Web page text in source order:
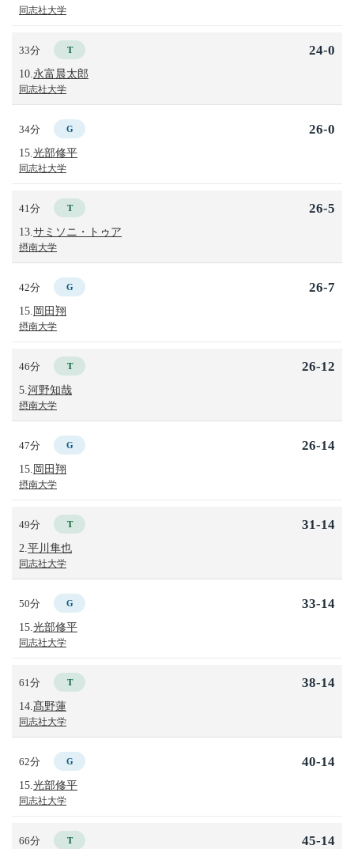
同志社大学
33分 T
10. 永富晨太郎
同志社大学
24-0
34分 G
15. 光部修平
同志社大学
26-0
41分 T
13. サミソニ・トゥア
摂南大学
26-5
42分 G
15. 岡田翔
摂南大学
26-7
46分 T
5. 河野知哉
摂南大学
26-12
47分 G
15. 岡田翔
摂南大学
26-14
49分 T
2. 平川隼也
同志社大学
31-14
50分 G
15. 光部修平
同志社大学
33-14
61分 T
14. 髙野蓮
同志社大学
38-14
62分 G
15. 光部修平
同志社大学
40-14
66分 T 45-14